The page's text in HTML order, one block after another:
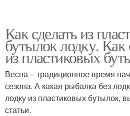
Как сделать из
бутылок лодку. Как
из пластиковых
Весна – традиционное время
сезона. А какая рыбалка без
лодку из пластиковых бутылок,
статьи.